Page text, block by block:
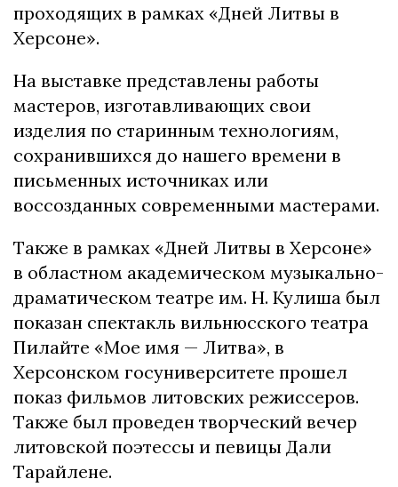
проходящих в рамках «Дней Литвы в
Херсоне».
На выставке представлены работы
мастеров, изготавливающих свои
изделия по старинным технологиям,
сохранившихся до нашего времени в
письменных источниках или
воссозданных современными мастерами.
Также в рамках «Дней Литвы в Херсоне»
в областном академическом музыкально-
драматическом театре им. Н. Кулиша был
показан спектакль вильнюсского театра
Пилайте «Мое имя — Литва», в
Херсонском госуниверситете прошел
показ фильмов литовских режиссеров.
Также был проведен творческий вечер
литовской поэтессы и певицы Дали
Тарайлене.